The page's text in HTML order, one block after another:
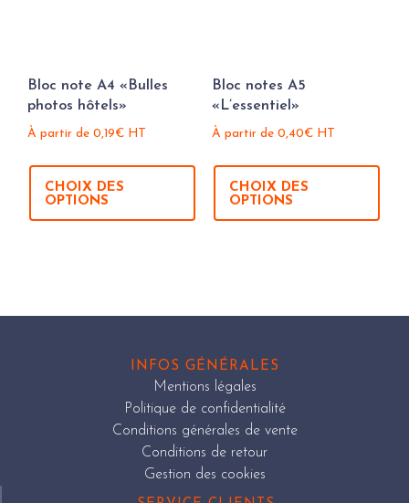
Bloc note A4 «Bulles
photos hôtels»
À partir de 0,19€ HT
CHOIX DES
OPTIONS
Bloc notes A5
«L’essentiel»
À partir de 0,40€HT
CHOIX DES
OPTIONS
INFOS GÉNÉRALES
Mentions légales
Politique de confidentialité
Conditions générales de vente
Conditions de retour
Gestion des cookies